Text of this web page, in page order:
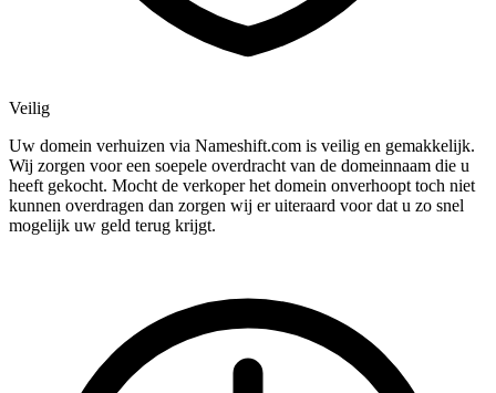
Veilig
Uw domein verhuizen via Nameshift.com is veilig en gemakkelijk.
Wij zorgen voor een soepele overdracht van de domeinnaam die u
heeft gekocht. Mocht de verkoper het domein onverhoopt toch niet
kunnen overdragen dan zorgen wij er uiteraard voor dat u zo snel
mogelijk uw geld terug krijgt.